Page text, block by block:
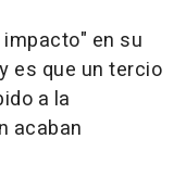
en su
es que un tercio
a la
acaban